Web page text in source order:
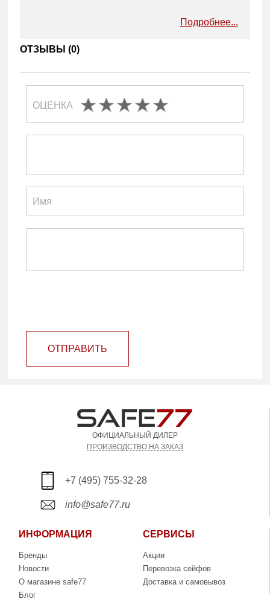
Подробнее...
ОТЗЫВЫ (0)
ОЦЕНКА
ОТПРАВИТЬ
ОФИЦИАЛЬНЫЙ ДИЛЕР
ПРОИЗВОДСТВО НА ЗАКАЗ
+7 (495) 755-32-28
info@safe77.ru
ИНФОРМАЦИЯ
Бренды
Новости
О магазине safe77
Блог
СЕРВИСЫ
Акции
Перевозка сейфов
Доставка и самовывоз